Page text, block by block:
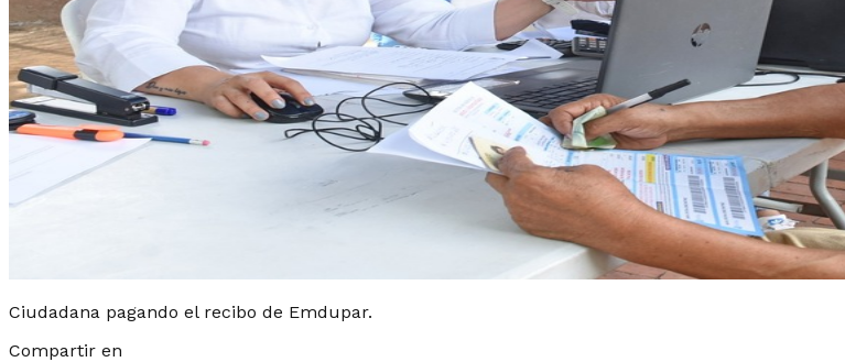
Ciudadana pagando el recibo de Emdupar.
Compartir en